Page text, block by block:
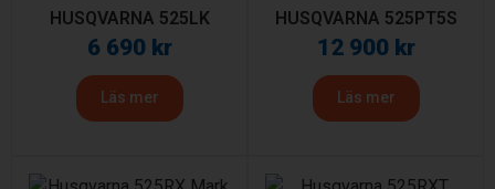
HUSQVARNA 525LK
6 690 kr
Läs mer
HUSQVARNA 525PT5S
12 900 kr
Läs mer